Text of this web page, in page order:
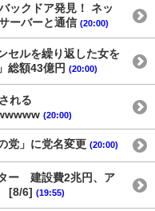
ックドア発見！ ネッ
ーバーと通信 (20:00)
セルを繰り返した女を
総額43億円 (20:00)
れる
(20:00)
党」に党名変更 (20:00)
ー 建設費2兆円、ア
[8/6] (19:55)